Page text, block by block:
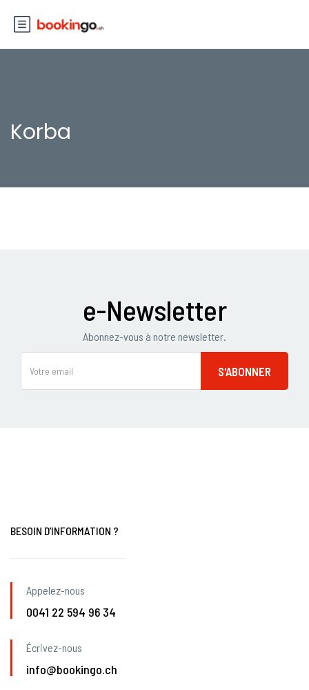
Korba
e-Newsletter
Abonnez-vous à notre newsletter.
BESOIN D’INFORMATION ?
Appelez-nous
0041 22 594 96 34
Écrivez-nous
info@bookingo.ch